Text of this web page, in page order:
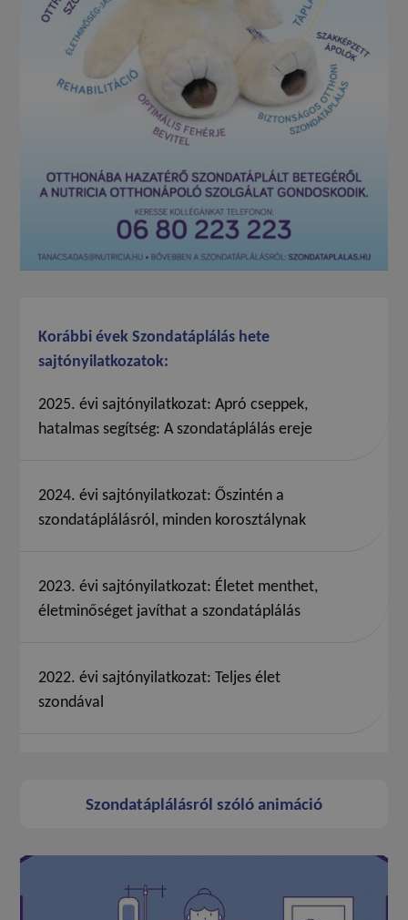
Korábbi évek Szondatáplálás hete
sajtónyilatkozatok:
2025. évi sajtónyilatkozat: Apró cseppek,
hatalmas segítség: A szondatáplálás ereje
2024. évi sajtónyilatkozat: Őszintén a
szondatáplálásról, minden korosztálynak
2023. évi sajtónyilatkozat: Életet menthet,
életminőséget javíthat a szondatáplálás
2022. évi sajtónyilatkozat: Teljes élet
szondával
Szondatáplálásról szóló animáció